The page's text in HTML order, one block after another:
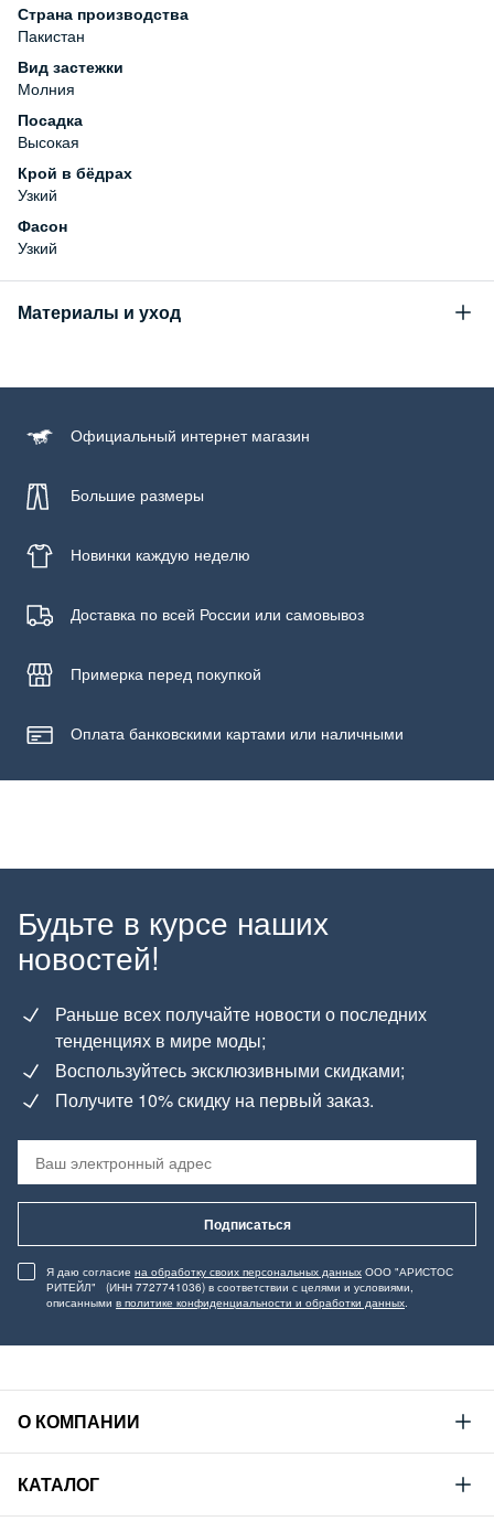
Страна производства
Пакистан
Вид застежки
Молния
Посадка
Высокая
Крой в бёдрах
Узкий
Фасон
Узкий
Материалы и уход
78% хлопок, 21% полиэстер, 1% эластан
Бережная стирка при температуре не более 30С, химчистка
запрещена, гладить при низкой температуре до 110С
Официальный интернет магазин
Большие размеры
Новинки каждую неделю
Доставка по всей России или самовывоз
Примерка перед покупкой
Оплата банковскими картами или наличными
Будьте в курсе наших
новостей!
Раньше всех получайте новости о последних
тенденциях в мире моды;
Воспользуйтесь эксклюзивными скидками;
Получите 10% скидку на первый заказ.
Подписаться
Я даю согласие на обработку своих персональных данных ООО "АРИСТОС
РИТЕЙЛ" (ИНН 7727741036) в соответствии с целями и условиями,
описанными в политике конфиденциальности и обработки данных
О КОМПАНИИ
Mustang
Философия
КАТАЛОГ